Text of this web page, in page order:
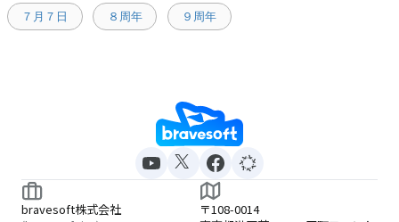
７月７日 ８周年 ９周年
bravesoft株式会社
〒108-0014